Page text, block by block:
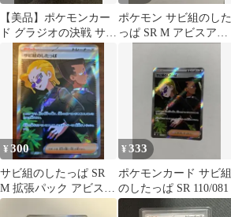
【美品】ポケモンカー
ド グラジオの決戦 サビ
組のしたっぱ SR 2枚セ
ット
ポケモン サビ組のした
っぱ SR M アビスアイ
¥300
サビ組のしたっぱ SR
M 拡張パック アビスア
イ キラ 110/081
¥333
ポケモンカード サビ組
のしたっぱ SR 110/081